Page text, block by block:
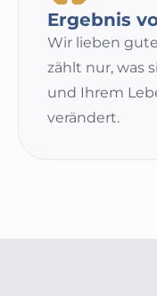
Ergebnis
Wir lieben
zählt nur, was
und Ihrem
verändert.